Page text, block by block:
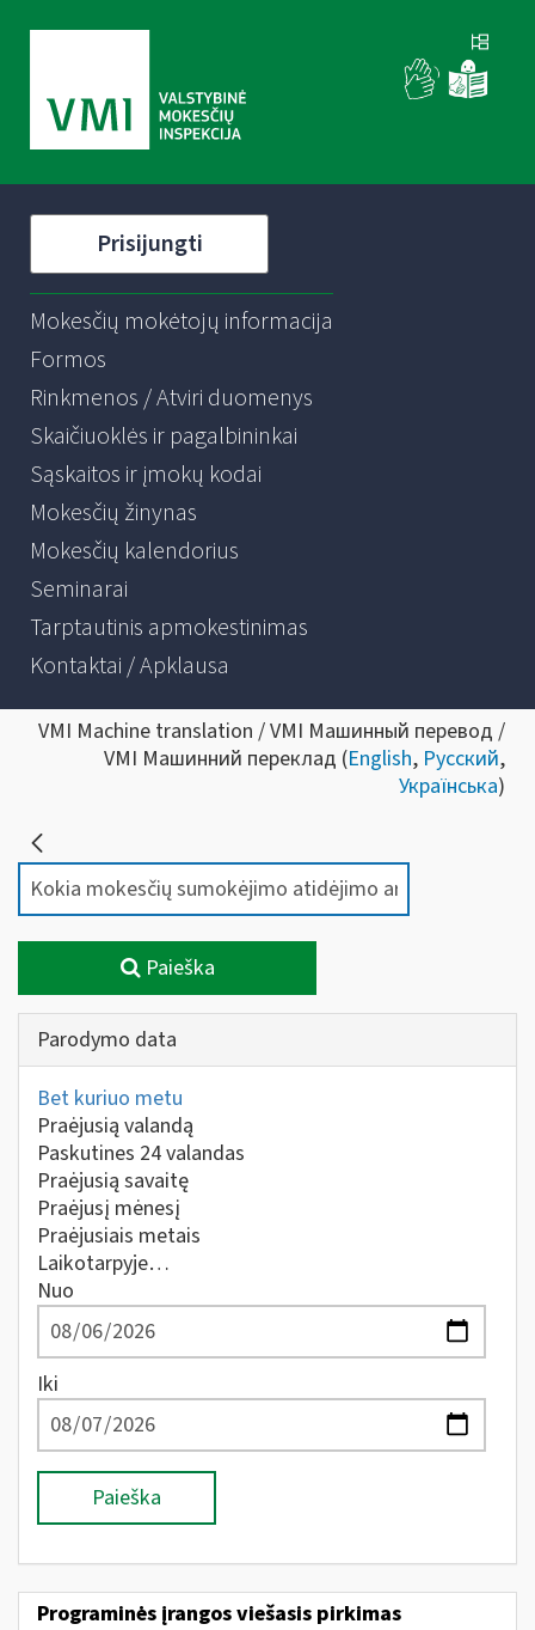
Prisijungti
Mokesčių mokėtojų informacija
Formos
Rinkmenos / Atviri duomenys
Skaičiuoklės ir pagalbininkai
Sąskaitos ir įmokų kodai
Mokesčių žinynas
Mokesčių kalendorius
Seminarai
Tarptautinis apmokestinimas
Kontaktai / Apklausa
VMI Machine translation / VMI Машинный перевод /
VMI Машинний переклад (English, Русский,
Українська)
Paieška
Parodymo data
Bet kuriuo metu
Praėjusią valandą
Paskutines 24 valandas
Praėjusią savaitę
Praėjusį mėnesį
Praėjusiais metais
Laikotarpyje…
Nuo
Iki
Paieška
Programinės įrangos viešasis pirkimas